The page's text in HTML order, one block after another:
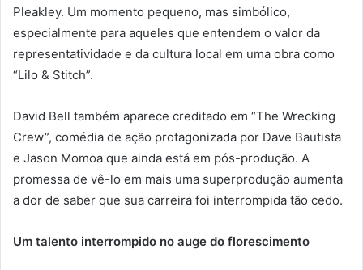
Pleakley. Um momento pequeno, mas simbólico,
especialmente para aqueles que entendem o valor da
representatividade e da cultura local em uma obra como
“Lilo & Stitch”.
David Bell também aparece creditado em “The Wrecking
Crew”, comédia de ação protagonizada por Dave Bautista
e Jason Momoa que ainda está em pós-produção. A
promessa de vê-lo em mais uma superprodução aumenta
a dor de saber que sua carreira foi interrompida tão cedo.
Um talento interrompido no auge do florescimento